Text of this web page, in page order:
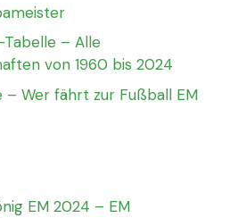
Tabelle – Alle
von 1960 bis 2024
– Wer fährt zur Fußball EM
EM 2024 – EM